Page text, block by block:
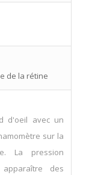
de la rétine
d'oeil avec un
sur la
La pression
des